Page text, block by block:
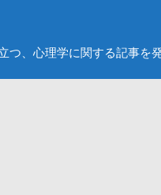
つ、心理学に関する記事を